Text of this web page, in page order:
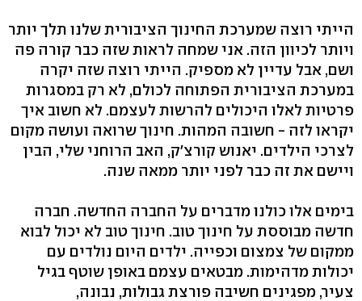
הייתי רוצה שמערכת החינוך הציבורית שלנו תלך יותר
ויותר לכיוון הזה. אני שמחה לראות שזה כבר קורה פה
ושם, אבל עדיין לא מספיק. הייתי רוצה שזה יקרה
במערכת הציבורית הפתוחה לכולם, לא רק במסגרות
פרטיות לאלו היכולים להרשות לעצמם. לא חשוב איך
יקראו לזה - חשובה המהות. חינוך שרואה ועושה מקום
לצרכי הילדים. יאנוש קורצ'ק, האב הרוחני שלי, הבין
ויישם את זה כבר לפני יותר ממאה שנה.
בימים אלו כולנו מדברים על החברה החדשה. חברה
חדשה מבוססת על חינוך טוב. חינוך טוב לא יכול לבוא
ממקום של צמצום וכפייה. ילדים היום נולדים עם
יכולות מדהימות. מבטאים עצמם באופן שוטף בגיל
צעיר, מפגינים חשיבה פורצת גבולות, נבונה,